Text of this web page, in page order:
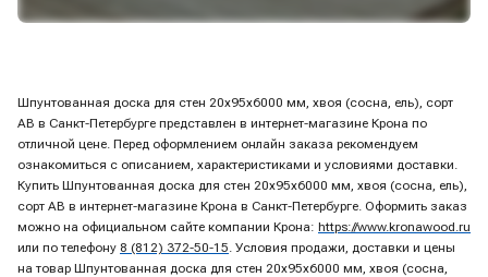
Шпунтованная доска для стен 20х95х6000 мм, хвоя (сосна, ель), сорт
AB в Санкт-Петербурге представлен в интернет-магазине Крона по
отличной цене. Перед оформлением онлайн заказа рекомендуем
ознакомиться с описанием, характеристиками и условиями доставки.
Купить Шпунтованная доска для стен 20х95х6000 мм, хвоя (сосна, ель),
сорт AB в интернет-магазине Крона в Санкт-Петербурге. Оформить заказ
можно на официальном сайте компании Крона: https://www.kronawood.ru
или по телефону 8 (812) 372-50-15. Условия продажи, доставки и цены
на товар Шпунтованная доска для стен 20х95х6000 мм, хвоя (сосна,